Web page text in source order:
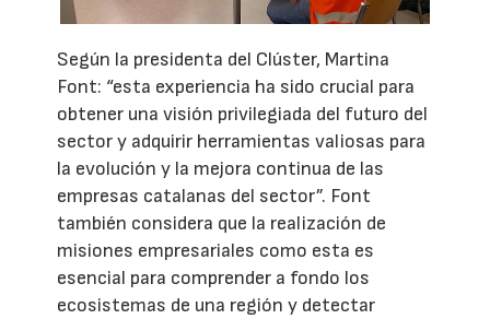
Según la presidenta del Clúster, Martina
Font: “esta experiencia ha sido crucial para
obtener una visión privilegiada del futuro del
sector y adquirir herramientas valiosas para
la evolución y la mejora continua de las
empresas catalanas del sector”. Font
también considera que la realización de
misiones empresariales como esta es
esencial para comprender a fondo los
ecosistemas de una región y detectar